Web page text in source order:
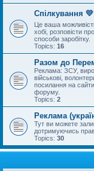
Спілкування
Це ваша
хобі, розповісти
способи заробітку.
Topics: 16
Разом до
Реклама: ЗСУ,
військові,
посилання на
форуму.
Topics: 2
Реклама
Тут ви можете
дотримуючись
Topics: 30